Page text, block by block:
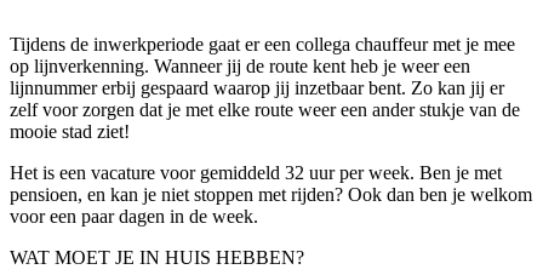
Tijdens de inwerkperiode gaat er een collega chauffeur met je mee
op lijnverkenning. Wanneer jij de route kent heb je weer een
lijnnummer erbij gespaard waarop jij inzetbaar bent. Zo kan jij er
zelf voor zorgen dat je met elke route weer een ander stukje van de
mooie stad ziet!
Het is een vacature voor gemiddeld 32 uur per week. Ben je met
pensioen, en kan je niet stoppen met rijden? Ook dan ben je welkom
voor een paar dagen in de week.
WAT MOET JE IN HUIS HEBBEN?